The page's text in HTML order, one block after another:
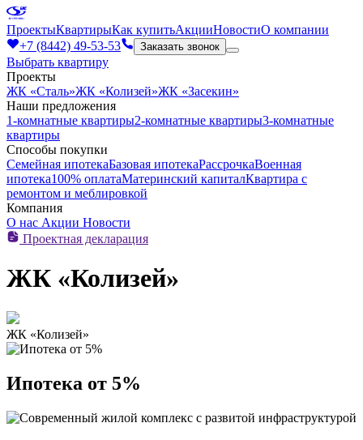
ПроектыКвартирыКак купитьАкцииНовостиО компании
+7 (8442) 49-53-53
Заказать звонок
Выбрать квартиру
Проекты
ЖК «Сталь»ЖК «Колизей»ЖК «Засекин»
Наши предложения
1-комнатные квартиры2-комнатные квартиры3-комнатные
квартиры
Способы покупки
Семейная ипотекаБазовая ипотекаРассрочкаВоенная
ипотека100% оплатаМатеринский капиталКвартира с
ремонтом и меблировкой
Компания
О нас Акции Новости
Проектная декларация
ЖК «Колизей»
ЖК «Колизей»
Ипотека от 5%